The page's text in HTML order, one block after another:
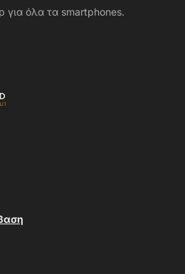
για όλα τα smartphones.